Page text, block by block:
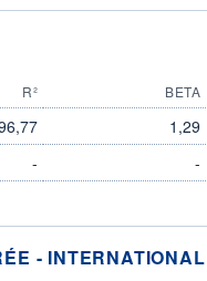
R²
BETA
1,29
- -
- INTERNATIONAL